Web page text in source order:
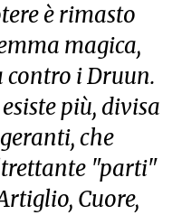
è rimasto
magica,
contro i Druun.
più, divisa
che
"parti"
Cuore,